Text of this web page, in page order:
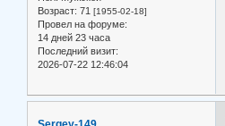
Возраст: 71 [1955-02-18]
Провел на форуме:
14 дней 23 часа
Последний визит:
2026-07-22 12:46:04